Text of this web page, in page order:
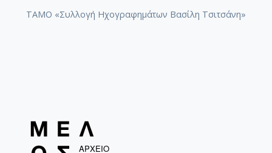
ΤΑΜΟ «Συλλογή Ηχογραφημάτων Βασίλη Τσιτσάνη»